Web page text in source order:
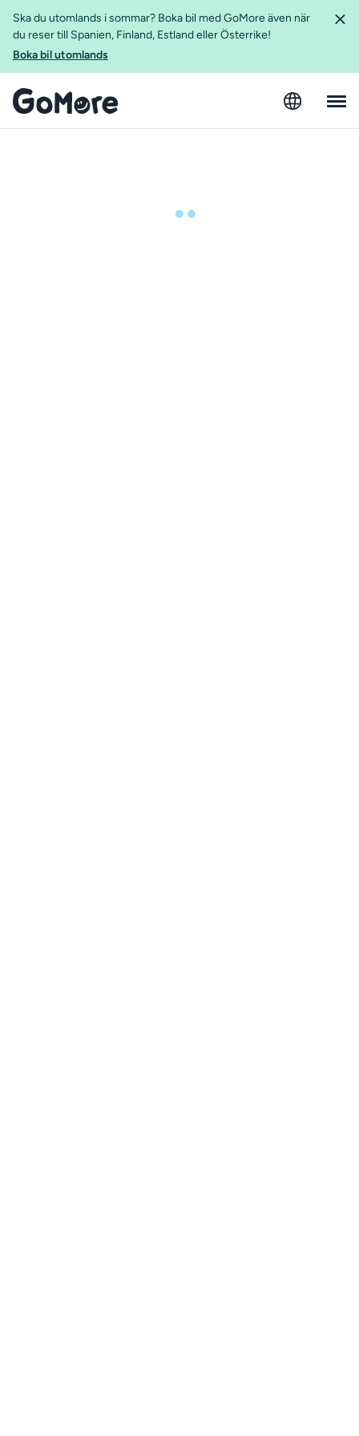
Ska du utomlands i sommar? Boka bil med GoMore även när
du reser till Spanien, Finland, Estland eller Österrike!
Boka bil utomlands